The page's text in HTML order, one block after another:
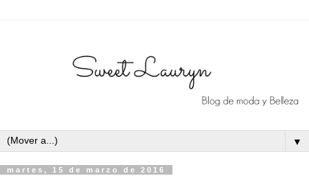
▼
martes, 15 de marzo de 2016